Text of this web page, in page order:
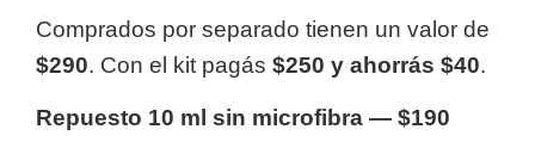
Comprados por separado tienen un valor de
$290. Con el kit pagás $250 y ahorrás $40.
Repuesto 10 ml sin microfibra — $190